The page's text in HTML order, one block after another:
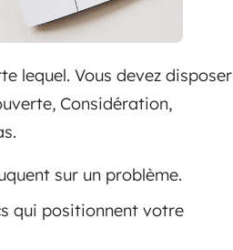
lequel. Vous devez disposer
Considération,
sur un problème.
qui positionnent votre